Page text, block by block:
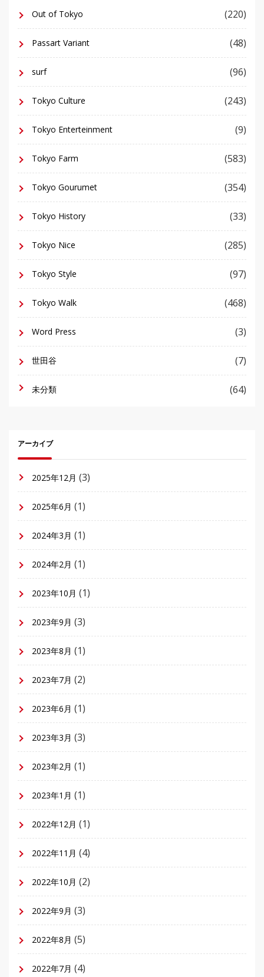
Out of Tokyo (220)
Passart Variant (48)
surf (96)
Tokyo Culture (243)
Tokyo Enterteinment (9)
Tokyo Farm (583)
Tokyo Gourumet (354)
Tokyo History (33)
Tokyo Nice (285)
Tokyo Style (97)
Tokyo Walk (468)
Word Press (3)
世田谷 (7)
未分類 (64)
アーカイブ
2025年12月 (3)
2025年6月 (1)
2024年3月 (1)
2024年2月 (1)
2023年10月 (1)
2023年9月 (3)
2023年8月 (1)
2023年7月 (2)
2023年6月 (1)
2023年3月 (3)
2023年2月 (1)
2023年1月 (1)
2022年12月 (1)
2022年11月 (4)
2022年10月 (2)
2022年9月 (3)
2022年8月 (5)
2022年7月 (4)